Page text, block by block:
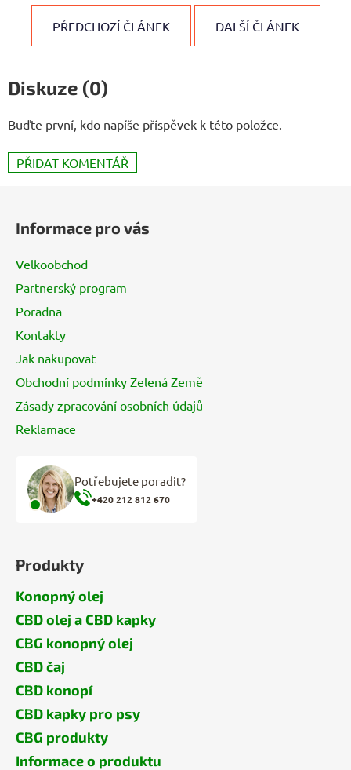
PŘEDCHOZÍ ČLÁNEK DALŠÍ ČLÁNEK
Diskuze (0)
Buďte první, kdo napíše příspěvek k této položce.
PŘIDAT KOMENTÁŘ
Informace pro vás
Velkoobchod
Partnerský program
Poradna
Kontakty
Jak nakupovat
Obchodní podmínky Zelená Země
Zásady zpracování osobních údajů
Reklamace
Potřebujete poradit?
+420 212 812 670
Produkty
Konopný olej
CBD olej a CBD kapky
CBG konopný olej
CBD čaj
CBD konopí
CBD kapky pro psy
CBG produkty
Informace o produktu